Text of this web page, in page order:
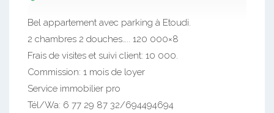
Bel appartement avec parking à Etoudi.
2 chambres 2 douches….. 120 000×8
Frais de visites et suivi client: 10 000.
Commission: 1 mois de loyer
Service immobilier pro
Tél/Wa: 6 77 29 87 32/694494694